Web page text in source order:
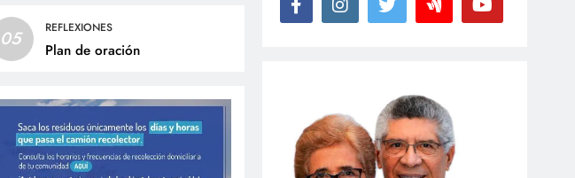
05 REFLEXIONES
Plan de oración